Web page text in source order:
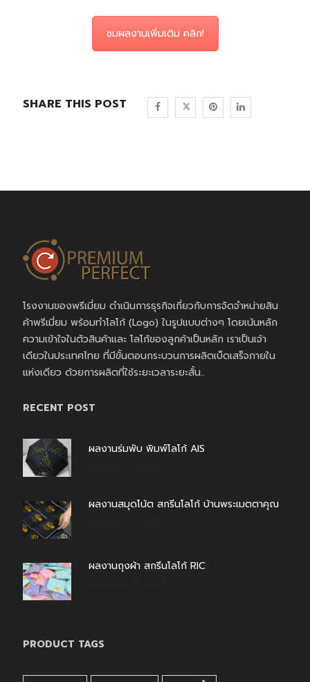
ชมผลงานเพิ่มเติม คลิก!
SHARE THIS POST
โรงงานของพรีเมี่ยม ดำเนินการธุรกิจเกี่ยวกับการจัดจำหน่ายสิน
ค้าพรีเมี่ยม พร้อมทำโลโก้ (Logo) ในรูปแบบต่างๆ โดยเน้นหลัก
ความเข้าใจในตัวสินค้าและ โลโก้ของลูกค้าเป็นหลัก เราเป็นเจ้า
เดียวในประเทศไทย ที่มีขั้นตอนกระบวนการผลิตเบ็ดเสร็จภายใน
แห่งเดียว ด้วยการผลิตที่ใช้ระยะเวลาระยะสั้น..
RECENT POST
ผลงานร่มพับ พิมพ์โลโก้ AIS
ผลงานสมุดโน้ต สกรีนโลโก้ บ้านพระเมตตาคุณ
ผลงานถุงผ้า สกรีนโลโก้ RIC
PRODUCT TAGS